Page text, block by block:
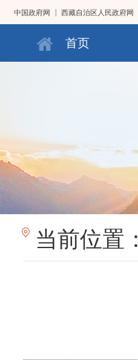
中国政府网 西藏自治区人民政府网
首页
当前位置：